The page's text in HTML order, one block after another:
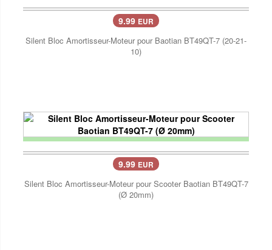
9.99 EUR
Silent Bloc Amortisseur-Moteur pour Baotian BT49QT-7 (20-21-
10)
9.99 EUR
Silent Bloc Amortisseur-Moteur pour Scooter Baotian BT49QT-7
(Ø 20mm)